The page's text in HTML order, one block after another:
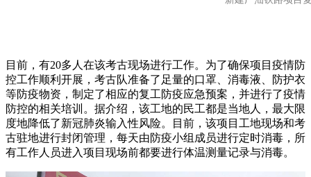
目前，有20多人在该考古现场进行工作。为了确保项目疫情防
控工作顺利开展，考古队准备了足量的口罩、消毒液、防护衣
等防疫物资，制定了相应的复工防疫应急预案，并进行了疫情
防控的相关培训。据介绍，该工地的民工都是当地人，最大限
度地降低了新冠肺炎输入性风险。目前，该项目工地现场和考
古驻地进行封闭管理，每天由防疫小组成员进行定时消毒，所
有工作人员进入项目现场前都要进行体温测量记录与消毒。